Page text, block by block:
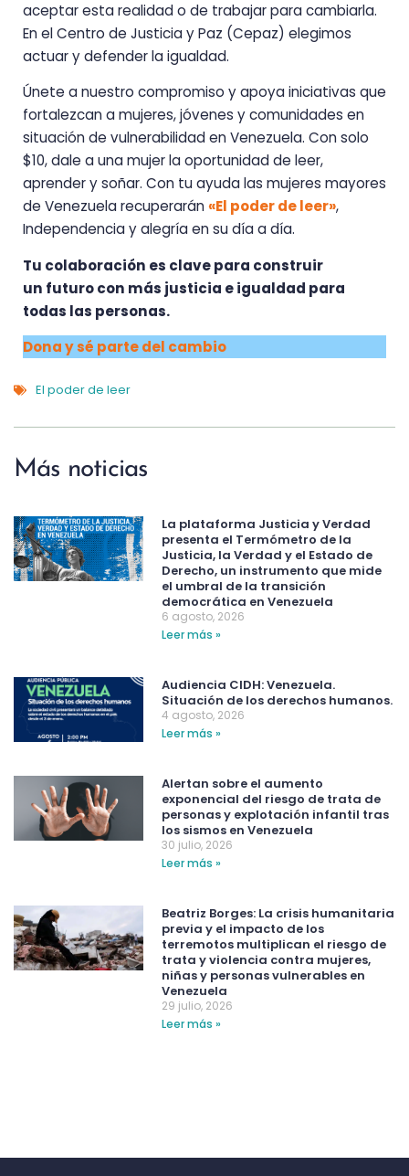
aceptar esta realidad o de trabajar para cambiarla.
En el Centro de Justicia y Paz (Cepaz) elegimos
actuar y defender la igualdad.
Únete a nuestro compromiso y apoya iniciativas que
fortalezcan a mujeres, jóvenes y comunidades en
situación de vulnerabilidad en Venezuela. Con solo
$10, dale a una mujer la oportunidad de leer,
aprender y soñar. Con tu ayuda las mujeres mayores
de Venezuela recuperarán«El poder de leer»,
Independencia y alegría en su día a día.
Tu colaboración es clave para construir
un futuro con más justicia e igualdad para
todas las personas.
Dona y sé parte del cambio
El poder de leer
Más noticias
La plataforma Justicia y Verdad
presenta el Termómetro de la
Justicia, la Verdad y el Estado de
Derecho, un instrumento que mide
el umbral de la transición
democrática en Venezuela
6 agosto, 2026
Leer más »
Audiencia CIDH: Venezuela.
Situación de los derechos humanos.
4 agosto, 2026
Leer más »
Alertan sobre el aumento
exponencial del riesgo de trata de
personas y explotación infantil tras
los sismos en Venezuela
30 julio, 2026
Leer más »
Beatriz Borges: La crisis humanitaria
previa y el impacto de los
terremotos multiplican el riesgo de
trata y violencia contra mujeres,
niñas y personas vulnerables en
Venezuela
29 julio, 2026
Leer más »